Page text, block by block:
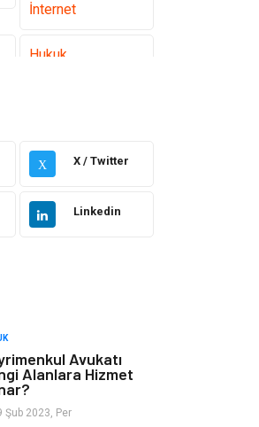
İnternet
Hukuk
Güzellik Bakım
Sağlıklı Yaşam
Moda
X X / Twitter
Linkedin
Avukatı
Alanlara Hizmet
Şub 2023, Per